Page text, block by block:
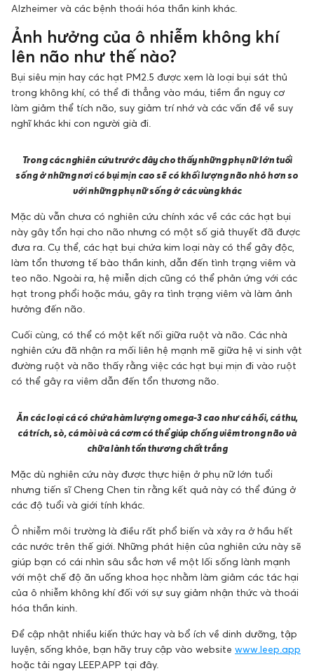
Alzheimer và các bệnh thoái hóa thần kinh khác.
Ảnh hưởng của ô nhiễm không khí
lên não như thế nào?
Bụi siêu mịn hay các hạt PM2.5 được xem là loại bụi sát thủ
trong không khí, có thể đi thẳng vào máu, tiềm ẩn nguy cơ
làm giảm thể tích não, suy giảm trí nhớ và các vấn đề về suy
nghĩ khác khi con người già đi.
Trong các nghiên cứu trước đây cho thấy những phụ nữ lớn tuổi
sống ở những nơi có bụi mịn cao sẽ có khối lượng não nhỏ hơn so
với những phụ nữ sống ở các vùng khác
Mặc dù vẫn chưa có nghiên cứu chính xác về các các hạt bụi
này gây tổn hại cho não nhưng có một số giả thuyết đã được
đưa ra. Cụ thể, các hạt bụi chứa kim loại này có thể gây độc,
làm tổn thương tế bào thần kinh, dẫn đến tình trạng viêm và
teo não. Ngoài ra, hệ miễn dịch cũng có thể phản ứng với các
hạt trong phổi hoặc máu, gây ra tình trạng viêm và làm ảnh
hưởng đến não.
Cuối cùng, có thể có một kết nối giữa ruột và não. Các nhà
nghiên cứu đã nhận ra mối liên hệ mạnh mẽ giữa hệ vi sinh vật
đường ruột và não thấy rằng việc các hạt bụi mịn đi vào ruột
có thể gây ra viêm dẫn đến tổn thương não.
Ăn các loại cá có chứa hàm lượng omega-3 cao như cá hồi, cá thu,
cá trích, sò, cá mòi và cá cơm có thể giúp chống viêm trong não và
chữa lành tổn thương chất trắng
Mặc dù nghiên cứu này được thực hiện ở phụ nữ lớn tuổi
nhưng tiến sĩ Cheng Chen tin rằng kết quả này có thể đúng ở
các độ tuổi và giới tính khác.
Ô nhiễm môi trường là điều rất phổ biến và xảy ra ở hầu hết
các nước trên thế giới. Những phát hiện của nghiên cứu này sẽ
giúp bạn có cái nhìn sâu sắc hơn về một lối sống lành mạnh
với một chế độ ăn uống khoa học nhằm làm giảm các tác hại
của ô nhiễm không khí đối với sự suy giảm nhận thức và thoái
hóa thần kinh.
Để cập nhật nhiều kiến thức hay và bổ ích về dinh dưỡng, tập
luyện, sống khỏe, bạn hãy truy cập vào website www.leep.app
hoặc tải ngay LEEP.APP tại đây.